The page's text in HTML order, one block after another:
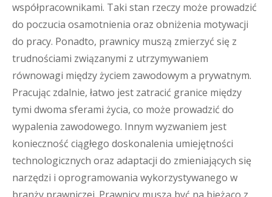
współpracownikami. Taki stan rzeczy może prowadzić
do poczucia osamotnienia oraz obniżenia motywacji
do pracy. Ponadto, prawnicy muszą zmierzyć się z
trudnościami związanymi z utrzymywaniem
równowagi między życiem zawodowym a prywatnym.
Pracując zdalnie, łatwo jest zatracić granice między
tymi dwoma sferami życia, co może prowadzić do
wypalenia zawodowego. Innym wyzwaniem jest
konieczność ciągłego doskonalenia umiejętności
technologicznych oraz adaptacji do zmieniających się
narzędzi i oprogramowania wykorzystywanego w